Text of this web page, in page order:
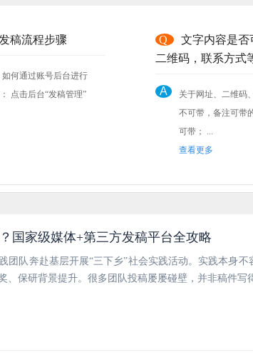
稿流程步骤
何通过账号后台进行
Q
文字内容是否
二维码，联系方式
A
关于网址、二维码
不可带，备注可带
可带； ...
查看更多
国家级媒体+第三方发稿平台全攻略
团队奔赴基层开展“三下乡”社会实践活动。实践本身
、保研背景提升。很多团队投稿屡屡碰壁，并非稿件